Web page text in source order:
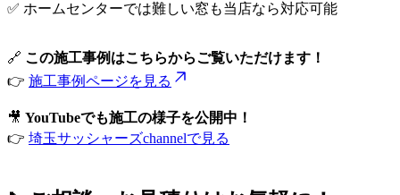
✅ ホームセンターでは難しい窓も当店なら対応可能
🔗 この施工事例はこちらからご覧いただけます！
👉 施工事例ページを見る
🎥 YouTubeでも施工の様子を公開中！
👉 埼玉サッシャーズchannelで見る